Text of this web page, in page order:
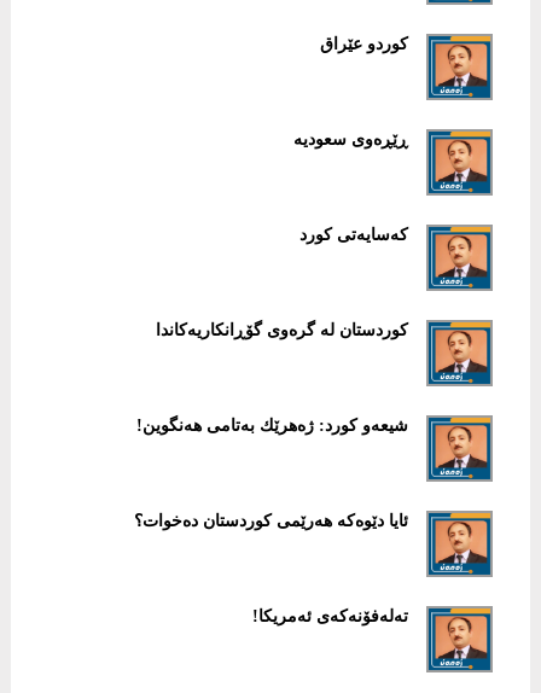
كوردو عێراق
ڕێڕه‌وی سعودیه‌
كەسایەتی كورد
كوردستان لە گرەوی گۆڕانكاریەكاندا
شیعەو كورد: ژەهرێك بەتامی هەنگوین!
ئایا دێوەكە هەرێمی كوردستان دەخوات؟
تەلەفۆنەكەی ئەمریكا!